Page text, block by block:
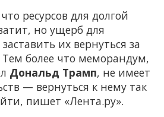
ресурсов для долгой
но ущерб для
их вернуться за
Тем более что меморандум,
Дональд Трамп, не имеет
— вернуться к нему так
пишет «Лента.ру».